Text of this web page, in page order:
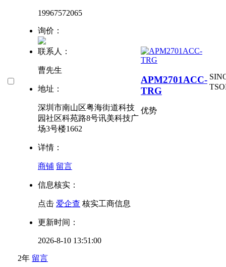
19967572065
询价：
联系人：
曹先生
地址：
深圳市南山区粤海街道科技
园社区科苑路8号讯美科技广
场3号楼1662
详情：
商铺 留言
信息核实：
点击 爱企查 核实工商信息
更新时间：
2026-8-10 13:51:00
2年 留言
APM2701ACC-
TRG
优势